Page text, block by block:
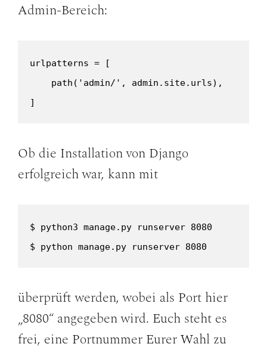
Admin-Bereich:
urlpatterns = [
    path('admin/', admin.site.urls),
]
Ob die Installation von Django
erfolgreich war, kann mit
$ python3 manage.py runserver 8080
$ python manage.py runserver 8080
überprüft werden, wobei als Port hier
„8080“ angegeben wird. Euch steht es
frei, eine Portnummer Eurer Wahl zu